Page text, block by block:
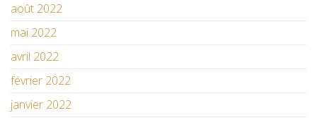
août 2022
mai 2022
avril 2022
février 2022
janvier 2022